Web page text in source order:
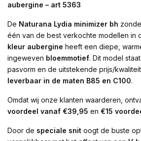
aubergine – art 5363
De Naturana Lydia minimizer bh
één van de best verkochte modellen in
kleur aubergine heeft een diepe,
ingeweven bloemmotief. Dit model
pasvorm en de uitstekende prijs/
leverbaar in de maten B85 en C100.
Omdat wij onze klanten waarderen,
voordeel vanaf €39,95 en €15
Door de speciale snit oogt de buste